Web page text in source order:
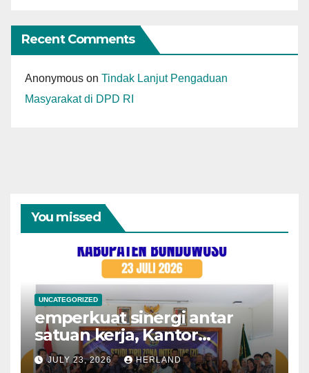
Recent Comments
Anonymous on Tindak Lanjut Pengaduan
Masyarakat di DPD RI
You missed
UNCATEGORIZED
emperkuat sinergi antar
satuan kerja, Kantor
Pertanahan Kota
Probolinggo menerima
JULY 23, 2026 HERLAND